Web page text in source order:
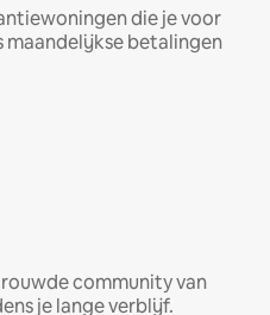
die je voor
maandelijkse betalingen
community van
je lange verblijf.